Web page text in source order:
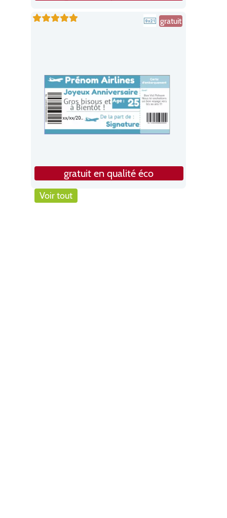
gratuit
gratuit en qualité éco
Voir tout